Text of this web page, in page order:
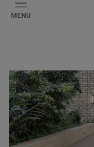
MENU